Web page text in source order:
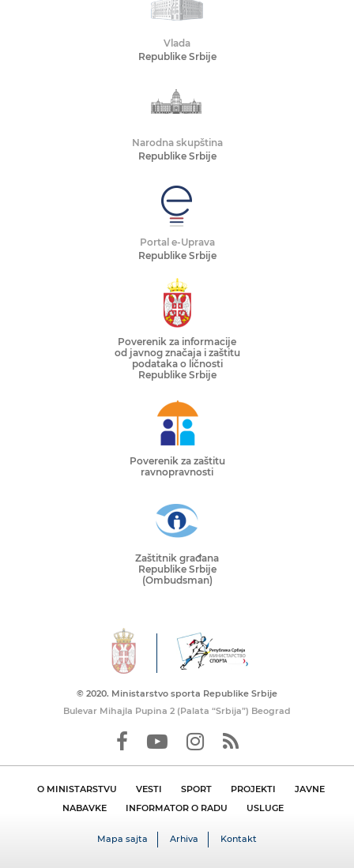
Vlada
Republike Srbije
Narodna skupština
Republike Srbije
Portal e-Uprava
Republike Srbije
Poverenik za informacije
od javnog značaja i zaštitu
podataka o ličnosti
Republike Srbije
Poverenik za zaštitu
ravnopravnosti
Zaštitnik građana
Republike Srbije
(Ombudsman)
© 2020. Ministarstvo sporta Republike Srbije
Bulevar Mihajla Pupina 2 (Palata “Srbija”) Beograd
O MINISTARSTVU VESTI SPORT PROJEKTI
JAVNE
NABAVKE
INFORMATOR O RADU USLUGE
Mapa sajta Arhiva Kontakt